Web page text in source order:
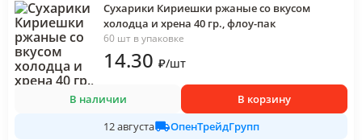
Сухарики Кириешки ржаные со вкусом
холодца и хрена 40 гр., флоу-пак
60 шт в упаковке
14.30 ₽/шт
В наличии
В корзину
12 августа
ОпенТрейдГрупп